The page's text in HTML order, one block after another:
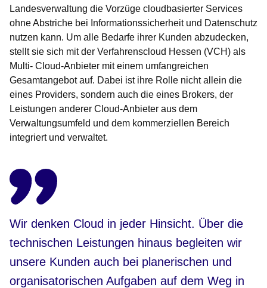
Landesverwaltung die Vorzüge cloudbasierter Services
ohne Abstriche bei Informationssicherheit und Datenschutz
nutzen kann. Um alle Bedarfe ihrer Kunden abzudecken,
stellt sie sich mit der Verfahrenscloud Hessen (VCH) als
Multi- Cloud-Anbieter mit einem umfangreichen
Gesamtangebot auf. Dabei ist ihre Rolle nicht allein die
eines Providers, sondern auch die eines Brokers, der
Leistungen anderer Cloud-Anbieter aus dem
Verwaltungsumfeld und dem kommerziellen Bereich
integriert und verwaltet.
Wir denken Cloud in jeder Hinsicht. Über die
technischen Leistungen hinaus begleiten wir
unsere Kunden auch bei planerischen und
organisatorischen Aufgaben auf dem Weg in